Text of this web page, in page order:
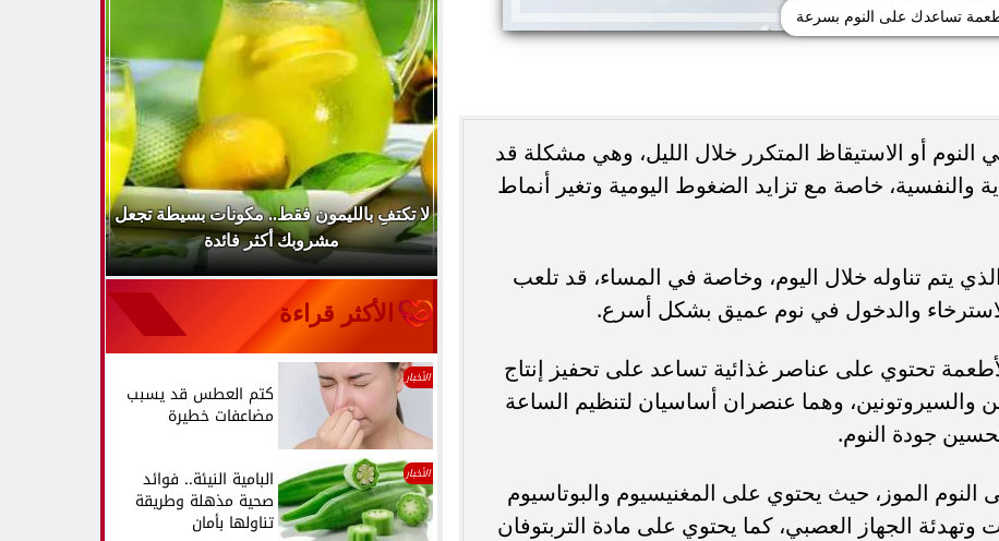
تساعدك على النوم بسرعة
أو الاستيقاظ المتكرر خلال الليل، وهي مشكلة قد
خاصة مع تزايد الضغوط اليومية وتغير أنماط
يتم تناوله خلال اليوم، وخاصة في المساء، قد تلعب
والدخول في نوم عميق بشكل أسرع.
تحتوي على عناصر غذائية تساعد على تحفيز إنتاج
والسيروتونين، وهما عنصران أساسيان لتنظيم الساعة
جودة النوم.
الموز، حيث يحتوي على المغنيسيوم والبوتاسيوم
الجهاز العصبي، كما يحتوي على مادة التربتوفان
لا تكتفِ بالليمون فقط.. مكونات بسيطة تجعل
مشروبك أكثر فائدة
الأكثر قراءة
الأخبار
كتم العطس قد يسبب
مضاعفات خطيرة
الأخبار البامية النيئة.. فوائد
صحية مذهلة وطريقة
تناولها بأمان